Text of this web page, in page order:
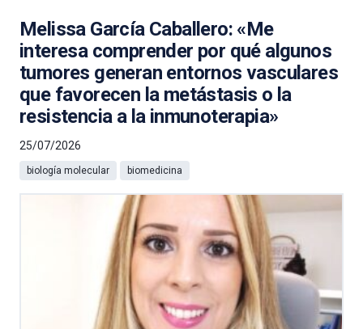
Melissa García Caballero: «Me
interesa comprender por qué algunos
tumores generan entornos vasculares
que favorecen la metástasis o la
resistencia a la inmunoterapia»
25/07/2026
biología molecular biomedicina